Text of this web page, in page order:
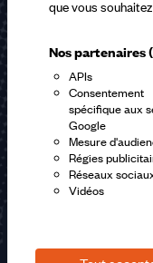
que vous
Nos partenaires
APIs
Consentement
spécifique aux
Google
Mesure
Régies
Réseaux
Vidéos
En m'inscrivant à la
la